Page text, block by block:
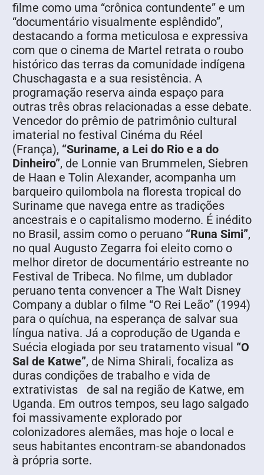
filme como uma “crônica contundente” e um
“documentário visualmente esplêndido”,
destacando a forma meticulosa e expressiva
com que o cinema de Martel retrata o roubo
histórico das terras da comunidade indígena
Chuschagasta e a sua resistência. A
programação reserva ainda espaço para
outras três obras relacionadas a esse debate.
Vencedor do prêmio de patrimônio cultural
imaterial no festival Cinéma du Réel
(França), “Suriname, a Lei do Rio e a do
Dinheiro”, de Lonnie van Brummelen, Siebren
de Haan e Tolin Alexander, acompanha um
barqueiro quilombola na floresta tropical do
Suriname que navega entre as tradições
ancestrais e o capitalismo moderno. É inédito
no Brasil, assim como o peruano “Runa Simi”,
no qual Augusto Zegarra foi eleito como o
melhor diretor de documentário estreante no
Festival de Tribeca. No filme, um dublador
peruano tenta convencer a The Walt Disney
Company a dublar o filme “O Rei Leão” (1994)
para o quíchua, na esperança de salvar sua
língua nativa. Já a coprodução de Uganda e
Suécia elogiada por seu tratamento visual “O
Sal de Katwe”, de Nima Shirali, focaliza as
duras condições de trabalho e vida de
extrativistas de sal na região de Katwe, em
Uganda. Em outros tempos, seu lago salgado
foi massivamente explorado por
colonizadores alemães, mas hoje o local e
seus habitantes encontram-se abandonados
à própria sorte.